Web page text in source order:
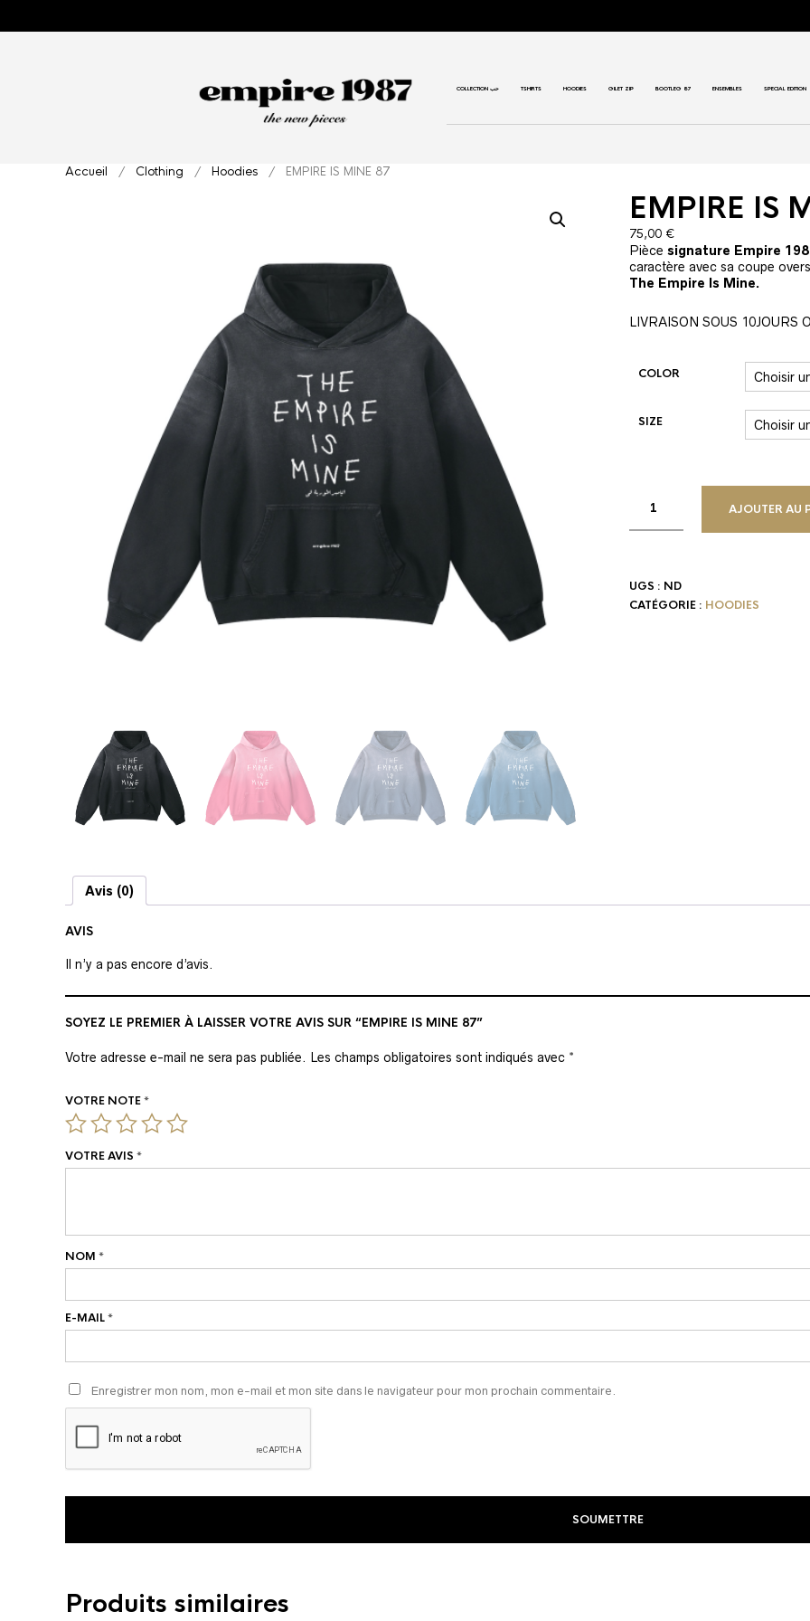
COLLECTION حب TSHIRTS HOODIES GILET ZIP BOOTLEG 87 ENSEMBLES SPECIAL EDITION
Accueil / Clothing / Hoodies / EMPIRE IS MINE 87
EMPIRE IS
75,00 €
Pièce signature Empire
caractère avec sa coupe
The Empire Is Mine.
LIVRAISON SOUS 10JOURS
COLOR
SIZE
AJOUTER AU
UGS : ND
CATÉGORIE : HOODIES
Avis (0)
AVIS
Il n’y a pas encore d’avis.
SOYEZ LE PREMIER À LAISSER VOTRE AVIS SUR “EMPIRE IS MINE 87”
Votre adresse e-mail ne sera pas publiée. Les champs obligatoires sont indiqués avec *
VOTRE NOTE*
VOTRE AVIS *
NOM *
E-MAIL*
Enregistrer mon nom, mon e-mail et mon site dans le navigateur pour mon prochain commentaire.
Produits similaires